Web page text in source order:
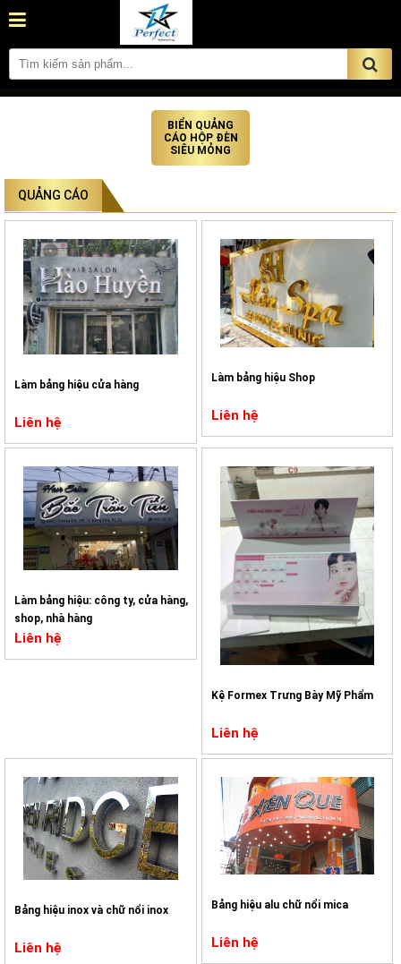
BIỂN QUẢNG
CÁO HỘP ĐÈN
SIÊU MỎNG
QUẢNG CÁO
Làm bảng hiệu cửa hàng
Liên hệ
Làm bảng hiệu Shop
Liên hệ
Làm bảng hiệu: công ty, cửa hàng,
shop, nhà hàng
Liên hệ
Kệ Formex Trưng Bày Mỹ Phẩm
Liên hệ
Bảng hiệu inox và chữ nổi inox
Liên hệ
Bảng hiệu alu chữ nổi mica
Liên hệ